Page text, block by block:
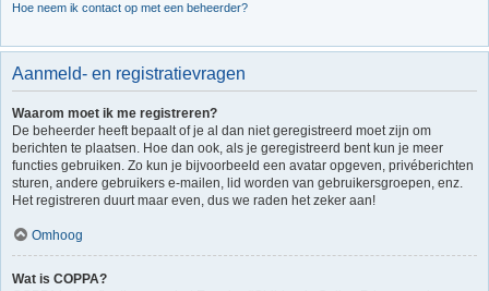
Hoe neem ik contact op met een beheerder?
Aanmeld- en registratievragen
Waarom moet ik me registreren?
De beheerder heeft bepaalt of je al dan niet geregistreerd moet zijn om
berichten te plaatsen. Hoe dan ook, als je geregistreerd bent kun je meer
functies gebruiken. Zo kun je bijvoorbeeld een avatar opgeven, privéberichten
sturen, andere gebruikers e-mailen, lid worden van gebruikersgroepen, enz.
Het registreren duurt maar even, dus we raden het zeker aan!
Omhoog
Wat is COPPA?